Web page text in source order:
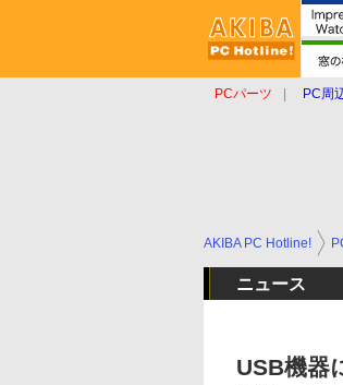
PCパーツ PC周
AKIBA PC Hotline!
ニュース
USB機器